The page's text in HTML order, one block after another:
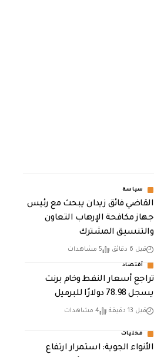
سياسة
القاضي فائق زيدان يبحث مع رئيس
جهاز مكافحة الإرهاب التعاون
والتنسيق المشترك
قبل 6 دقائق 5 مشاهدات
أقتصاد
تراجع أسعار النفط وخام برنت
يسجل 78.98 دولارًا للبرميل
قبل 13 دقيقة 4 مشاهدات
محليات
الأنواء الجوية: استمرار ارتفاع